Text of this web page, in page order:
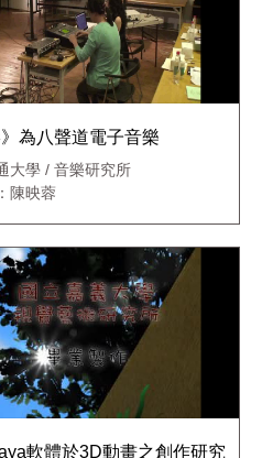
》為八聲道電子音樂
大學 / 音樂研究所
陳映蓉
軟體於3D動畫之創作研究